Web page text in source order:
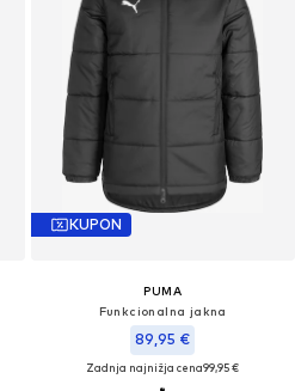
KUPON
PUMA
Funkcionalna jakna
89,95 €
Zadnja najnižja cena99,95 €